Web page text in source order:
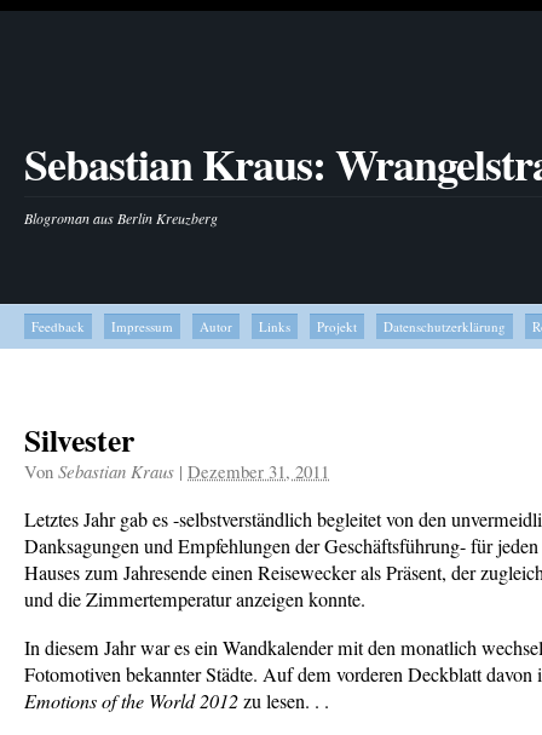
Sebastian Kraus:
Blogroman aus Berlin Kreuzberg
Feedback Impressum Autor Links Projekt Datenschutzerklärung
Silvester
Von Sebastian Kraus | Dezember 31, 2011
Letztes Jahr gab es -selbstverständlich begleitet von den
Danksagungen und Empfehlungen der Geschäftsführung- für
Hauses zum Jahresende einen Reisewecker als Präsent, der
und die Zimmertemperatur anzeigen konnte.
In diesem Jahr war es ein Wandkalender mit den monatlich
Fotomotiven bekannter Städte. Auf dem vorderen Deckblatt davon
Emotions of the World 2012zu lesen. . .